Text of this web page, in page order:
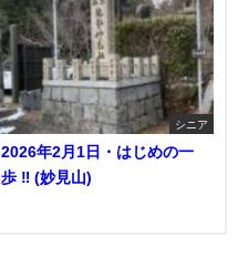
シニア
2026年2月1日・はじめの一
歩 ‼︎ (妙見山)